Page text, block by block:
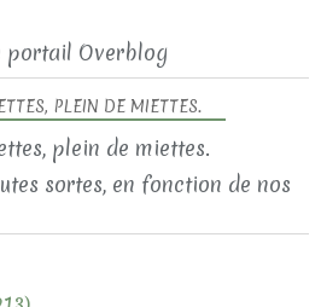
PLEIN DE MIETTES.
sortes, en fonction de nos
portail Overblog